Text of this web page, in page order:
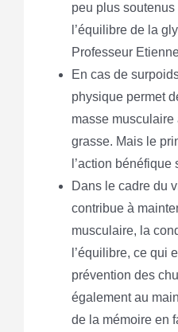
peu plus
l’équilibre de la
Professeur
En cas de
physique permet
masse
grasse. Mais le
l’action
Dans le cadre du
contribue à
musculaire, la
l’équilibre, ce qui
prévention des
également au
de la mémoire en